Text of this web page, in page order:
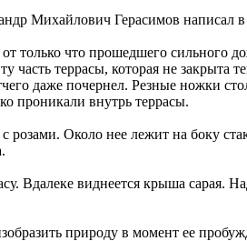
Михайлович Герасимов написал
только что прошедшего сильного
часть террасы, которая не
даже почернел. Резные ножки
проникали внутрь террасы.
с розами. Около нее лежит на боку
Вдалеке виднеется крыша сарая.
природу в момент ее